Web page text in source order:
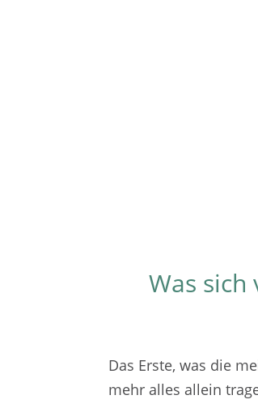
Was
Das Erste, was die
mehr alles allein